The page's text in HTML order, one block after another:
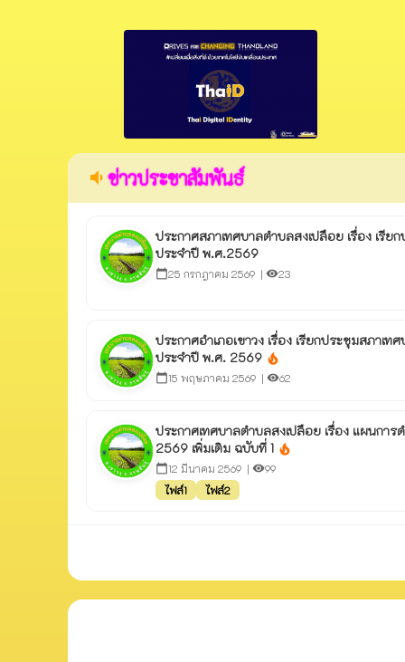
volume_down ข่าวประชาสัมพันธ์
ประกาศสภาเทศบาลตำบลสงเปลือย เรื่อง เรี
ประจำปี พ.ศ.2569
calendar_today25 กรกฎาคม 2569 | visibility23
ประกาศอำเภอเขาวง เรื่อง เรียกประชุมสภาเ
ประจำปี พ.ศ. 2569 local_fire_department
calendar_today 15 พฤษภาคม 2569 | visibility62
ประกาศเทศบาลตำบลสงเปลือย เรื่อง แผนกา
2569 เพิ่มเติม ฉบับที่ 1 local_fire_department
calendar_today 12 มีนาคม 2569 | visibility99
ไฟล์1
ไฟล์2